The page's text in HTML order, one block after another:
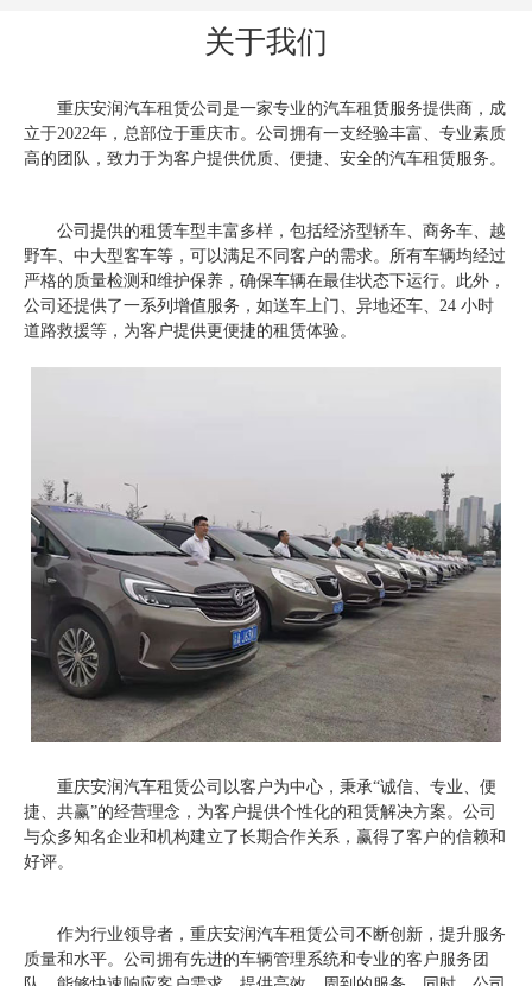
关于我们
重庆安润汽车租赁公司是一家专业的汽车租赁服务提供商，成
立于2022年，总部位于重庆市。公司拥有一支经验丰富、专业素质
高的团队，致力于为客户提供优质、便捷、安全的汽车租赁服务。
公司提供的租赁车型丰富多样，包括经济型轿车、商务车、越
野车、中大型客车等，可以满足不同客户的需求。所有车辆均经过
严格的质量检测和维护保养，确保车辆在最佳状态下运行。此外，
公司还提供了一系列增值服务，如送车上门、异地还车、24 小时
道路救援等，为客户提供更便捷的租赁体验。
重庆安润汽车租赁公司以客户为中心，秉承“诚信、专业、便
捷、共赢”的经营理念，为客户提供个性化的租赁解决方案。公司
与众多知名企业和机构建立了长期合作关系，赢得了客户的信赖和
好评。
作为行业领导者，重庆安润汽车租赁公司不断创新，提升服务
质量和水平。公司拥有先进的车辆管理系统和专业的客户服务团